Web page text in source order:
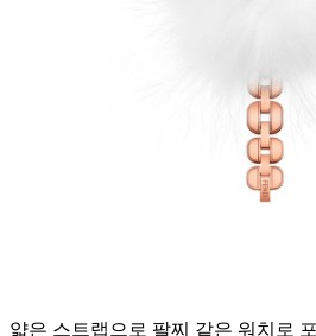
얇은 스트랩으로 팔찌 같은 워치로